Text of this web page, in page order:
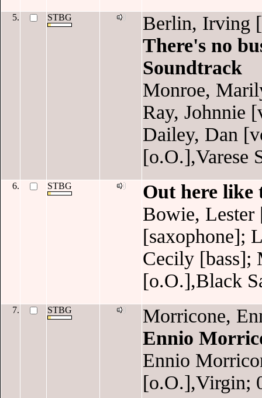
5. STBG
Berlin, Irving
There's no
Soundtrack
Monroe,
Ray, Johnnie
Dailey, Dan
[o.O.],Varese
6. STBG
Out here like
Bowie, Lester
[saxophone];
Cecily [bass];
[o.O.],Black
7. STBG
Morricone,
Ennio
Ennio
[o.O.],Virgin;